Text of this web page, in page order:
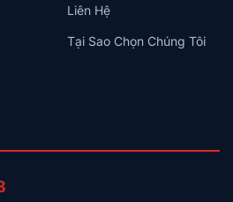
Thread, bạn có thể điều khiển
và các thiết bị khác qua Google
cung cấp “tóm tắt nội dung”
trình truyền hình và
lại trải nghiệm giải trí linh
Liên Hệ
Tại Sao Chọn Chúng Tôi